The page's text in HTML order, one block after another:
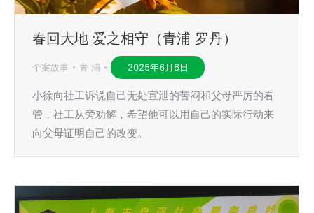
春回大地 爱之相守（青浦 罗丹）
个案故事 青 浦 2025年6月6日
小徐向社工诉说自己无处宣泄的苦闷和父母严厉的看
管，社工从旁劝解，希望他可以用自己的实际行动来
向父母证明自己的改变。